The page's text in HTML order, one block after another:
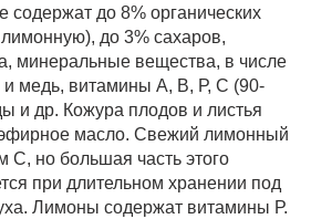
содержат до 8% органических
до 3% сахаров,
минеральные вещества, в числе
и медь, витамины А, В, Р, С (90-
и др. Кожура плодов и листья
масло. Свежий лимонный
С, но большая часть этого
при длительном хранении под
Лимоны содержат витамины Р.